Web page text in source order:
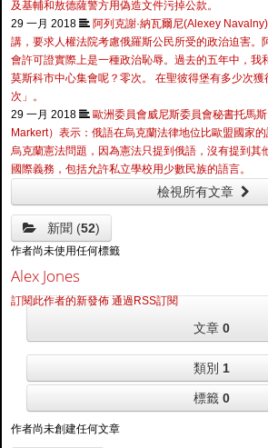
及基輔和敖德薩警方用偽造文件污掉公款。
29 一月 2018
阿列克謝·納瓦爾尼(Alexey
講，要求人權法院考慮俄羅斯公民所受的政治迫害。
會許可證實際上是一種政治恥辱。過去的五年中，我
莫斯科市中心集會呢？零次。 在聖彼得堡有多少次
次」。
29 一月 2018
歐洲委員會威尼斯委員會秘書托馬
Markert）表示：俄語在烏克蘭法律地位比歐盟國家
烏克蘭憲法問題，因為憲法只提到俄語，沒有提到其
國際義務，包括允許私立學校用少數民族的語言。
檢視所有文章
新聞 (52)
作者尚未使用任何標籤
Alex Jones
訂閱此作者的新發佈 通過RSS訂閱
文章 0
類別 1
標籤 0
作者尚未創建任何文章